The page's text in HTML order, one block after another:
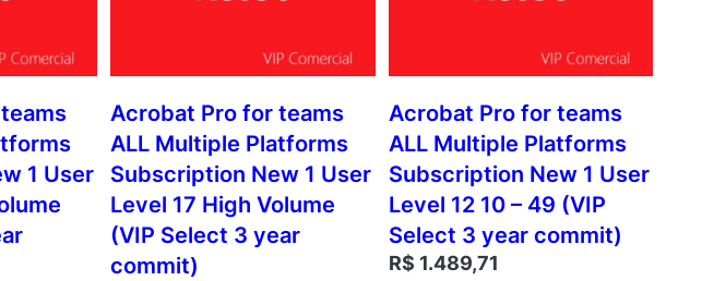
1 User
Acrobat Pro for teams
ALL Multiple Platforms
Subscription New 1 User
Level 17 High Volume
(VIP Select 3 year
commit)
Acrobat Pro for teams
ALL Multiple Platforms
Subscription New 1 User
Level 12 10 – 49 (VIP
Select 3 year commit)
R$ 1.489,71